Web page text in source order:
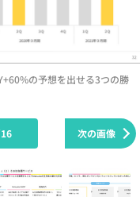
の予想を出せる3つの勝
次の画像